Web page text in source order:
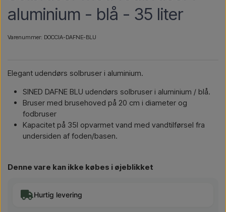
aluminium - blå - 35 liter
Varenummer: DOCCIA-DAFNE-BLU
Elegant udendørs solbruser i aluminium.
SINED DAFNE BLU udendørs solbruser i aluminium / blå.
Bruser med brusehoved på 20 cm i diameter og
fodbruser
Kapacitet på 35l opvarmet vand med vandtilførsel fra
undersiden af foden/basen.
Denne vare kan ikke købes i øjeblikket
Hurtig levering